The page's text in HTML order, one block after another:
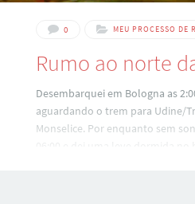
0 MEU PROCESSO DE
Rumo ao norte
Desembarquei em Bologna as
aguardando o trem para Udine/
Monselice. Por enquanto sem